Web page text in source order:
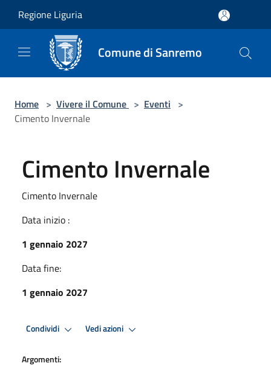
Regione Liguria
Comune di Sanremo
Home > Vivere il Comune > Eventi >
Cimento Invernale
Cimento Invernale
Cimento Invernale
Data inizio :
1 gennaio 2027
Data fine:
1 gennaio 2027
Condividi Vedi azioni
Argomenti: